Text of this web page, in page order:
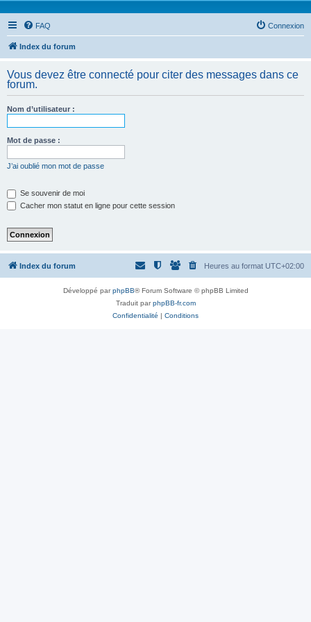
FAQ Connexion
Index du forum
Vous devez être connecté pour citer des messages dans ce
forum.
Nom d’utilisateur :
Mot de passe :
J’ai oublié mon mot de passe
Se souvenir de moi
Cacher mon statut en ligne pour cette session
Index du forum Heures au format UTC+02:00
Développé parphpBB® Forum Software © phpBB Limited
Traduit parphpBB-fr.com
Confidentialité | Conditions